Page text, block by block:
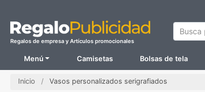
Regalos de empresa y Artículos promocionales
Busca
Menú Camisetas Bolsas de tela
Inicio Vasos personalizados serigrafiados